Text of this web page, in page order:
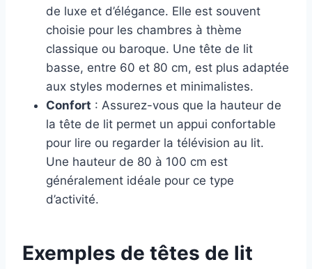
de luxe et d’élégance. Elle est souvent
choisie pour les chambres à thème
classique ou baroque. Une tête de lit
basse, entre 60 et 80 cm, est plus adaptée
aux styles modernes et minimalistes.
Confort : Assurez-vous que la hauteur de
la tête de lit permet un appui confortable
pour lire ou regarder la télévision au lit.
Une hauteur de 80 à 100 cm est
généralement idéale pour ce type
d’activité.
Exemples de têtes de lit